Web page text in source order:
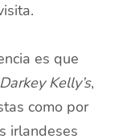
es que
Darkey Kelly’s,
como por
irlandeses